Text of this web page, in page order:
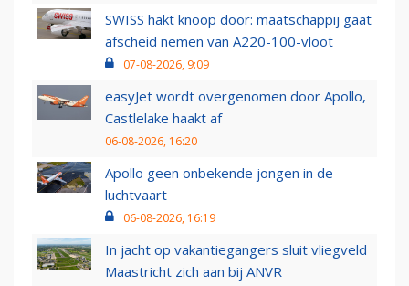
SWISS hakt knoop door: maatschappij gaat
afscheid nemen van A220-100-vloot
07-08-2026, 9:09
easyJet wordt overgenomen door Apollo,
Castlelake haakt af
06-08-2026, 16:20
Apollo geen onbekende jongen in de
luchtvaart
06-08-2026, 16:19
In jacht op vakantiegangers sluit vliegveld
Maastricht zich aan bij ANVR